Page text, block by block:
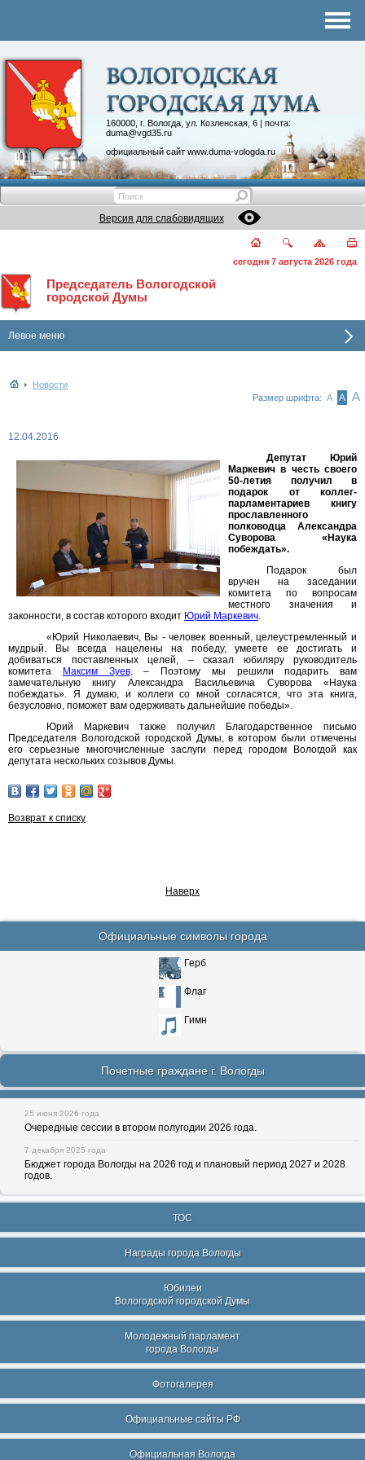
160000, г. Вологда, ул. Козленская, 6 | почта:
duma@vgd35.ru
официальный сайт www.duma-vologda.ru
Контакты
Депутатские объединения
Версия для слабовидящих
сегодня 7 августа 2026 года
Председатель Вологодской
городской Думы
Левое меню
Новости
Размер шрифта: А А А
12.04.2016
Депутат Юрий
Маркевич в честь своего
50-летия получил в
подарок от коллег-
парламентариев книгу
прославленного
полководца Александра
Суворова «Наука
побеждать».
Подарок был
вручен на заседании
комитета по вопросам
местного значения и
законности, в состав которого входит Юрий Маркевич.
«Юрий Николаевич, Вы - человек военный, целеустремленный и
мудрый. Вы всегда нацелены на победу, умеете ее достигать и
добиваться поставленных целей, – сказал юбиляру руководитель
комитета
Максим Зуев. – Поэтому мы решили подарить вам
замечательную книгу Александра Васильевича Суворова «Наука
побеждать». Я думаю, и коллеги со мной согласятся, что эта книга,
безусловно, поможет вам одерживать дальнейшие победы».
Юрий Маркевич также получил Благодарственное письмо
Председателя Вологодской городской Думы, в котором были отмечены
его серьезные многочисленные заслуги перед городом Вологдой как
депутата нескольких созывов Думы.
Возврат к списку
Наверх
Официальные символы города
Герб
Флаг
Гимн
Почетные граждане г. Вологды
25 июня 2026 года
Очередные сессии в втором полугодии 2026 года.
7 декабря 2025 года
Бюджет города Вологды на 2026 год и плановый период 2027 и 2028
годов.
ТОС
Награды города Вологды
Юбилеи
Вологодской городской Думы
Молодежный парламент
города Вологды
Фотогалерея
Официальные сайты РФ
Официальная Вологда